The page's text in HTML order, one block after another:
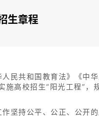
生章程
民共和国教育法》《中
施高校招生“阳光工程”，
坚持公平、公正、公开